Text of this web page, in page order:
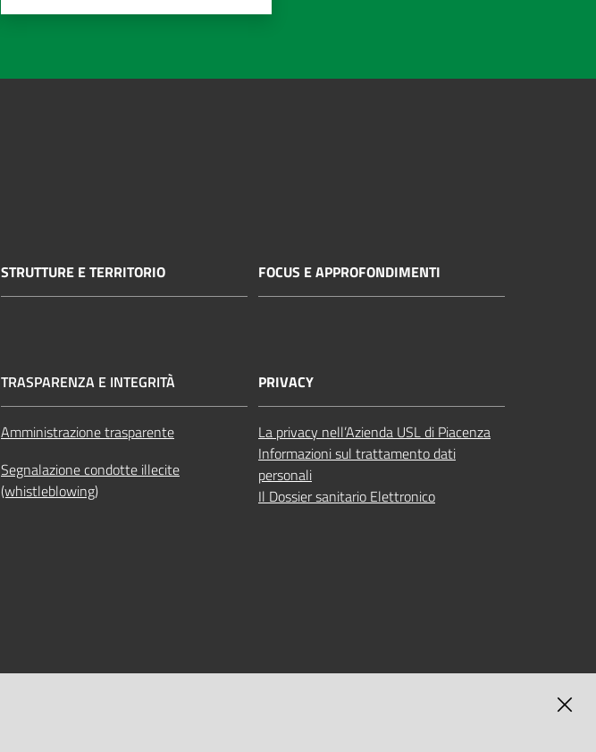
STRUTTURE E TERRITORIO FOCUS E APPROFONDIMENTI
TRASPARENZA E INTEGRITÀ
Amministrazione trasparente
Segnalazione condotte illecite
(whistleblowing)
PRIVACY
La privacy nell’Azienda USL di Piacenza
Informazioni sul trattamento dati
personali
Il Dossier sanitario Elettronico